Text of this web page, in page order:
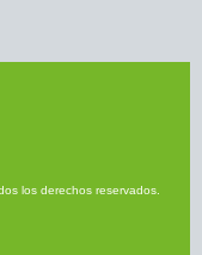
los derechos reservados.